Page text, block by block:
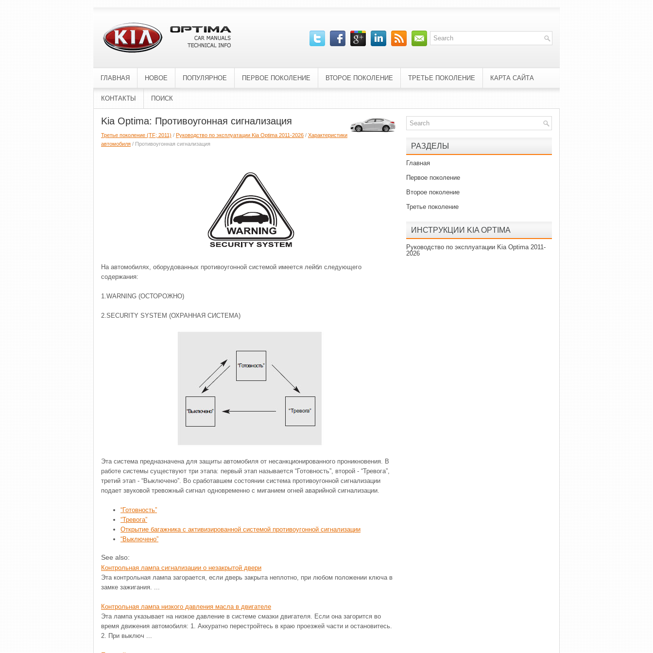
ГЛАВНАЯ НОВОЕ ПОПУЛЯРНОЕ ПЕРВОЕ ПОКОЛЕНИЕ ВТОРОЕ ПОКОЛЕНИЕ ТРЕТЬЕ ПОКОЛЕНИЕ КАРТА САЙТА
КОНТАКТЫ ПОИСК
Kia Optima: Противоугонная сигнализация
Третье поколение (TF; 2011) / Руководство по эксплуатации Kia Optima 2011-2026 / Характеристики
автомобиля / Противоугонная сигнализация
На автомобилях, оборудованных противоугонной системой имеется лейбл следующего
содержания:
1.WARNING (ОСТОРОЖНО)
2.SECURITY SYSTEM (ОХРАННАЯ СИСТЕМА)
Эта система предназначена для защиты автомобиля от несанкционированного проникновения. В
работе системы существуют три этапа: первый этап называется “Готовность”, второй - “Тревога”,
третий этап - “Выключено”. Во сработавшем состоянии система противоугонной сигнализации
подает звуковой тревожный сигнал одновременно с миганием огней аварийной сигнализации.
“Готовность”
“Тревога”
Открытие багажника с активизированной системой противоугонной сигнализации
“Выключено”
See also:
Контрольная лампа сигнализации о незакрытой двери
Эта контрольная лампа загорается, если дверь закрыта неплотно, при любом положении ключа в
замке зажигания. ...
Контрольная лампа низкого давления масла в двигателе
Эта лампа указывает на низкое давление в системе смазки двигателя. Если она загорится во
время движения автомобиля: 1. Аккуратно перестройтесь в краю проезжей части и остановитесь.
2. При выключ ...
РАЗДЕЛЫ
Главная
Первое поколение
Второе поколение
Третье поколение
ИНСТРУКЦИИ KIA OPTIMA
Руководство по эксплуатации Kia Optima 2011-
2026